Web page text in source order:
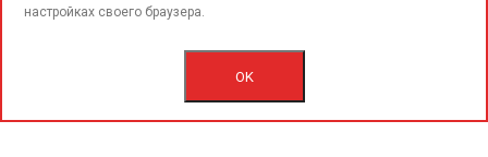
© 2015-2026 ООО «ПерфоГрад».
настройках своего браузера.
OK